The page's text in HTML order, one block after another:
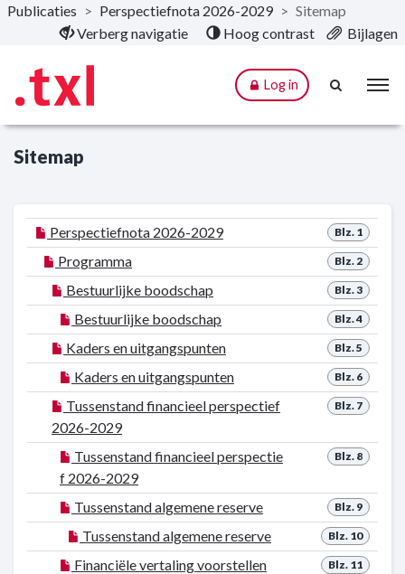
Naar hoofdinhoud
Publicaties > Perspectiefnota 2026-2029 > Sitemap
Verberg navigatie
Hoog contrast Bijlagen
Log in
Sitemap
Blz. 1
Perspectiefnota 2026-2029
Blz. 2
Programma
Blz. 3
Bestuurlijke boodschap
Blz. 4
Bestuurlijke boodschap
Blz. 5
Kaders en uitgangspunten
Blz. 6
Kaders en uitgangspunten
Blz. 7
Tussenstand financieel perspectief
2026-2029
Blz. 8
Tussenstand financieel perspectie
f 2026-2029
Blz. 9
Tussenstand algemene reserve
Blz. 10
Tussenstand algemene reserve
Blz. 11
Financiële vertaling voorstellen